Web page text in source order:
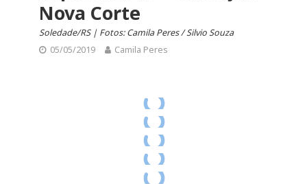
Nova Corte
Soledade/RS | Fotos: Camila Peres / Silvio Souza
05/05/2019
Camila Peres